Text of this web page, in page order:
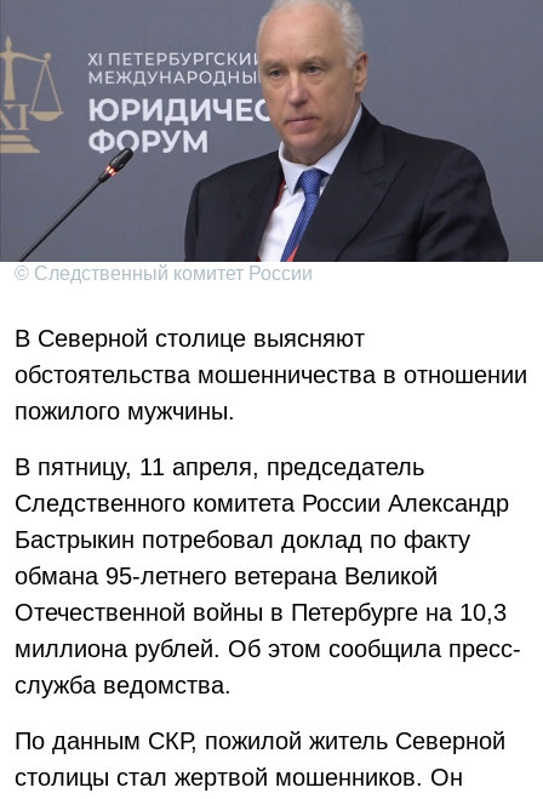
© Следственный комитет России
В Северной столице выясняют
обстоятельства мошенничества в отношении
пожилого мужчины.
В пятницу, 11 апреля, председатель
Следственного комитета России Александр
Бастрыкин потребовал доклад по факту
обмана 95-летнего ветерана Великой
Отечественной войны в Петербурге на 10,3
миллиона рублей. Об этом сообщила пресс-
служба ведомства.
По данным СКР, пожилой житель Северной
столицы стал жертвой мошенников. Он